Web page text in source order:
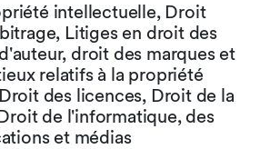
intellectuelle, Droit
Litiges en droit des
droit des marques et
relatifs à la propriété
des licences, Droit de la
de l'informatique, des
et médias